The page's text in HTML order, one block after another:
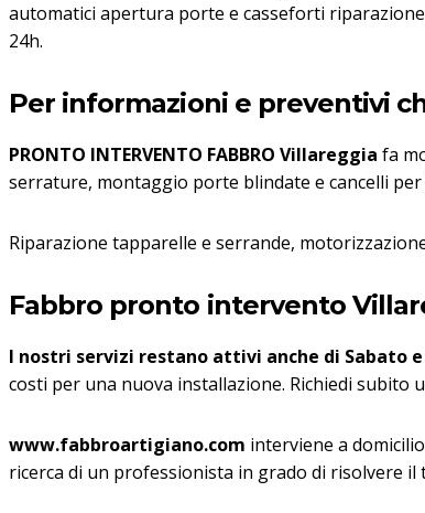
automatici apertura porte e casseforti
24h.
Per informazioni e preventivi
PRONTO INTERVENTO FABBRO Villareggia fa
serrature, montaggio porte blindate e cancelli
Riparazione tapparelle e serrande,
Fabbro pronto intervento
I nostri servizi restano attivi anche di Sabato e
costi per una nuova installazione. Richiedi subito
www.fabbroartigiano.com interviene a
ricerca di un professionista in grado di risolvere il